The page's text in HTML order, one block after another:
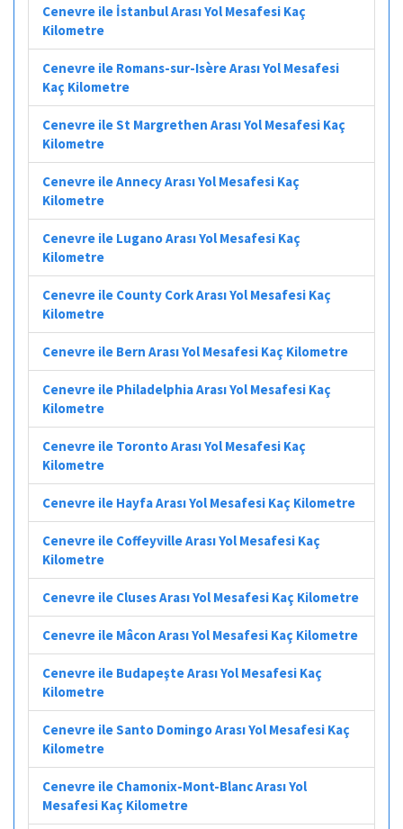
Cenevre ile İstanbul Arası Yol Mesafesi Kaç
Kilometre
Cenevre ile Romans-sur-Isère Arası Yol Mesafesi
Kaç Kilometre
Cenevre ile St Margrethen Arası Yol Mesafesi Kaç
Kilometre
Cenevre ile Annecy Arası Yol Mesafesi Kaç
Kilometre
Cenevre ile Lugano Arası Yol Mesafesi Kaç
Kilometre
Cenevre ile County Cork Arası Yol Mesafesi Kaç
Kilometre
Cenevre ile Bern Arası Yol Mesafesi Kaç Kilometre
Cenevre ile Philadelphia Arası Yol Mesafesi Kaç
Kilometre
Cenevre ile Toronto Arası Yol Mesafesi Kaç
Kilometre
Cenevre ile Hayfa Arası Yol Mesafesi Kaç Kilometre
Cenevre ile Coffeyville Arası Yol Mesafesi Kaç
Kilometre
Cenevre ile Cluses Arası Yol Mesafesi Kaç Kilometre
Cenevre ile Mâcon Arası Yol Mesafesi Kaç Kilometre
Cenevre ile Budapeşte Arası Yol Mesafesi Kaç
Kilometre
Cenevre ile Santo Domingo Arası Yol Mesafesi Kaç
Kilometre
Cenevre ile Chamonix-Mont-Blanc Arası Yol
Mesafesi Kaç Kilometre